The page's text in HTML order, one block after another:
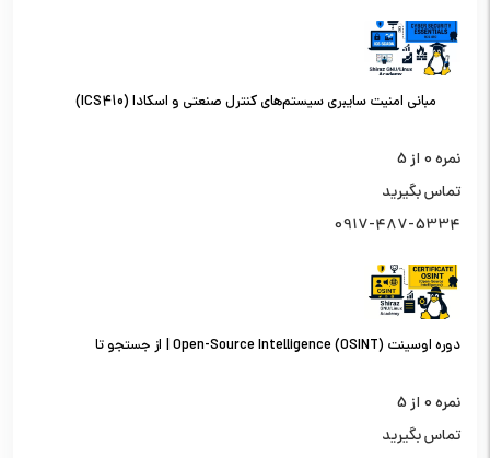
مبانی امنیت سایبری سیستم‌های کنترل صنعتی و اسکادا (ICS410)
نمره0 از 5
تماس بگیرید
0917-487-5334
دوره اوسینت (OSINT) Open-Source Intelligence | از جستجو تا
نمره0 از 5
تماس بگیرید